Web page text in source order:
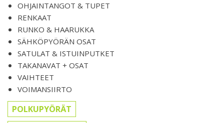
OHJAINTANGOT & TUPET
RENKAAT
RUNKO & HAARUKKA
SÄHKÖPYÖRÄN OSAT
SATULAT & ISTUINPUTKET
TAKANAVAT + OSAT
VAIHTEET
VOIMANSIIRTO
POLKUPYÖRÄT